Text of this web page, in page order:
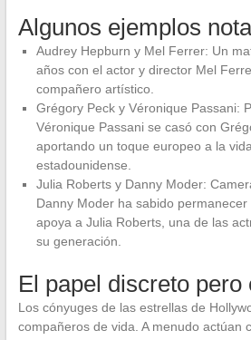
Algunos ejemplos
Audrey Hepburn y Mel Ferrer: Un
años con el actor y director Mel
compañero artístico.
Grégory Peck y Véronique Passani:
Véronique Passani se casó con
aportando un toque europeo a la
estadounidense.
Julia Roberts y Danny Moder:
Danny Moder ha sabido
apoya a Julia Roberts, una de las
su generación.
El papel discreto pero
Los cónyuges de las estrellas de
compañeros de vida. A menudo actúan